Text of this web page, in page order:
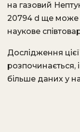
на газовий
20794 d ще може
наукове
Дослідження
розпочинається,
більше даних у